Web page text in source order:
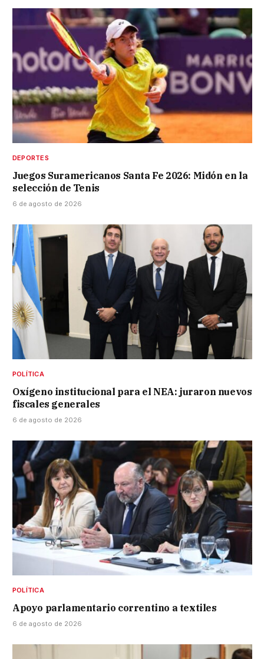
DEPORTES
Juegos Suramericanos Santa Fe 2026: Midón en la
selección de Tenis
6 de agosto de 2026
POLÍTICA
Oxígeno institucional para el NEA: juraron nuevos
fiscales generales
6 de agosto de 2026
POLÍTICA
Apoyo parlamentario correntino a textiles
6 de agosto de 2026